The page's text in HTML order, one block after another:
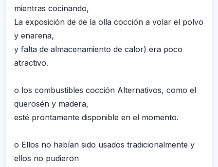
mientras cocinando,
La exposición de de la olla cocción a volar el polvo
y enarena,
y falta de almacenamiento de calor) era poco
atractivo.
o los combustibles cocción Alternativos, como el
querosén y madera,
esté prontamente disponible en el momento.
o Ellos no habían sido usados tradicionalmente y
ellos no pudieron